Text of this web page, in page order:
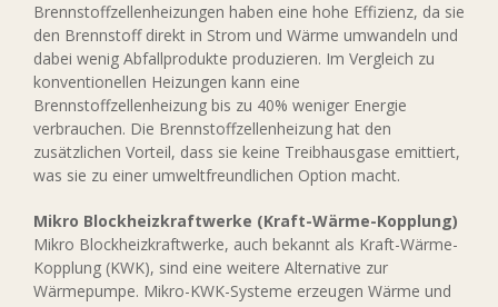
Brennstoffzellenheizungen haben eine hohe Effizienz, da sie
den Brennstoff direkt in Strom und Wärme umwandeln und
dabei wenig Abfallprodukte produzieren. Im Vergleich zu
konventionellen Heizungen kann eine
Brennstoffzellenheizung bis zu 40% weniger Energie
verbrauchen. Die Brennstoffzellenheizung hat den
zusätzlichen Vorteil, dass sie keine Treibhausgase emittiert,
was sie zu einer umweltfreundlichen Option macht.
Mikro Blockheizkraftwerke (Kraft-Wärme-Kopplung)
Mikro Blockheizkraftwerke, auch bekannt als Kraft-Wärme-
Kopplung (KWK), sind eine weitere Alternative zur
Wärmepumpe. Mikro-KWK-Systeme erzeugen Wärme und